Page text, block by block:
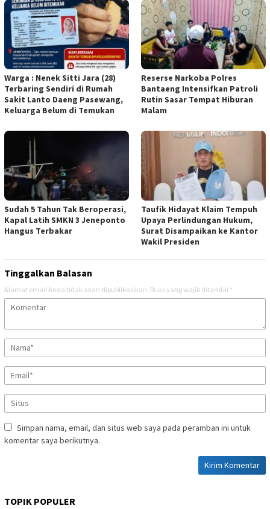
Warga : Nenek Sitti Jara (28)
Terbaring Sendiri di Rumah
Sakit Lanto Daeng Pasewang,
Keluarga Belum di Temukan
Reserse Narkoba Polres
Bantaeng Intensifkan Patroli
Rutin Sasar Tempat Hiburan
Malam
Sudah 5 Tahun Tak Beroperasi,
Kapal Latih SMKN 3 Jeneponto
Hangus Terbakar
Taufik Hidayat Klaim Tempuh
Upaya Perlindungan Hukum,
Surat Disampaikan ke Kantor
Wakil Presiden
Tinggalkan Balasan
Alamat email Anda tidak akan dipublikasikan. Ruas yang wajib ditandai *
Simpan nama, email, dan situs web saya pada peramban ini untuk
komentar saya berikutnya.
TOPIK POPULER